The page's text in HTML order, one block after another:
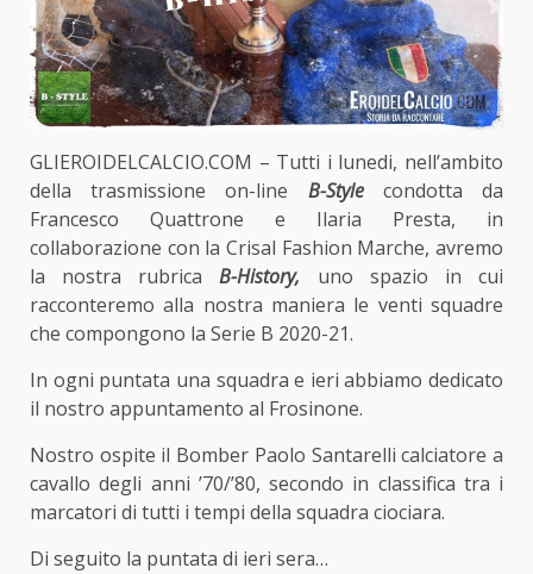
GLIEROIDELCALCIO.COM – Tutti i lunedi, nell’ambito
della trasmissione on-line B-Stylecondotta da
Francesco Quattrone e Ilaria Presta, in
collaborazione con la Crisal Fashion Marche, avremo
la nostra rubricaB-History, uno spazio in cui
racconteremo alla nostra maniera le venti squadre
che compongono la Serie B 2020-21.
In ogni puntata una squadra e ieri abbiamo dedicato
il nostro appuntamento al Frosinone.
Nostro ospite il Bomber Paolo Santarelli calciatore a
cavallo degli anni ’70/’80, secondo in classifica tra i
marcatori di tutti i tempi della squadra ciociara.
Di seguito la puntata di ieri sera…